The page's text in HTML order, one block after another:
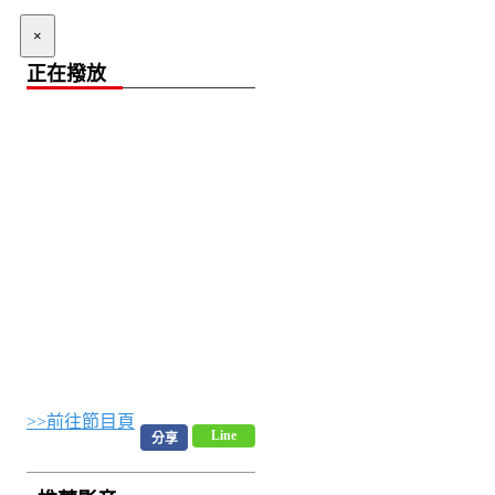
×
正在撥放
>>前往節目頁
分享 Line